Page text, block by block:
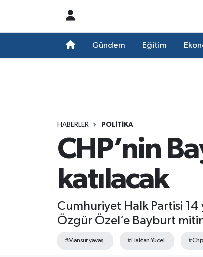
Gündem Eğitim
HABERLER POLITIKA
CHP’nin
katılacak
Cumhuriyet Halk Partisi 14
Özgür Özel’e Bayburt
#Mansur yavaş #Haktan Yücel
Süper Lig Puan Durumu ve Fikstür
Son Dakika Haberleri
Haber Arşivi